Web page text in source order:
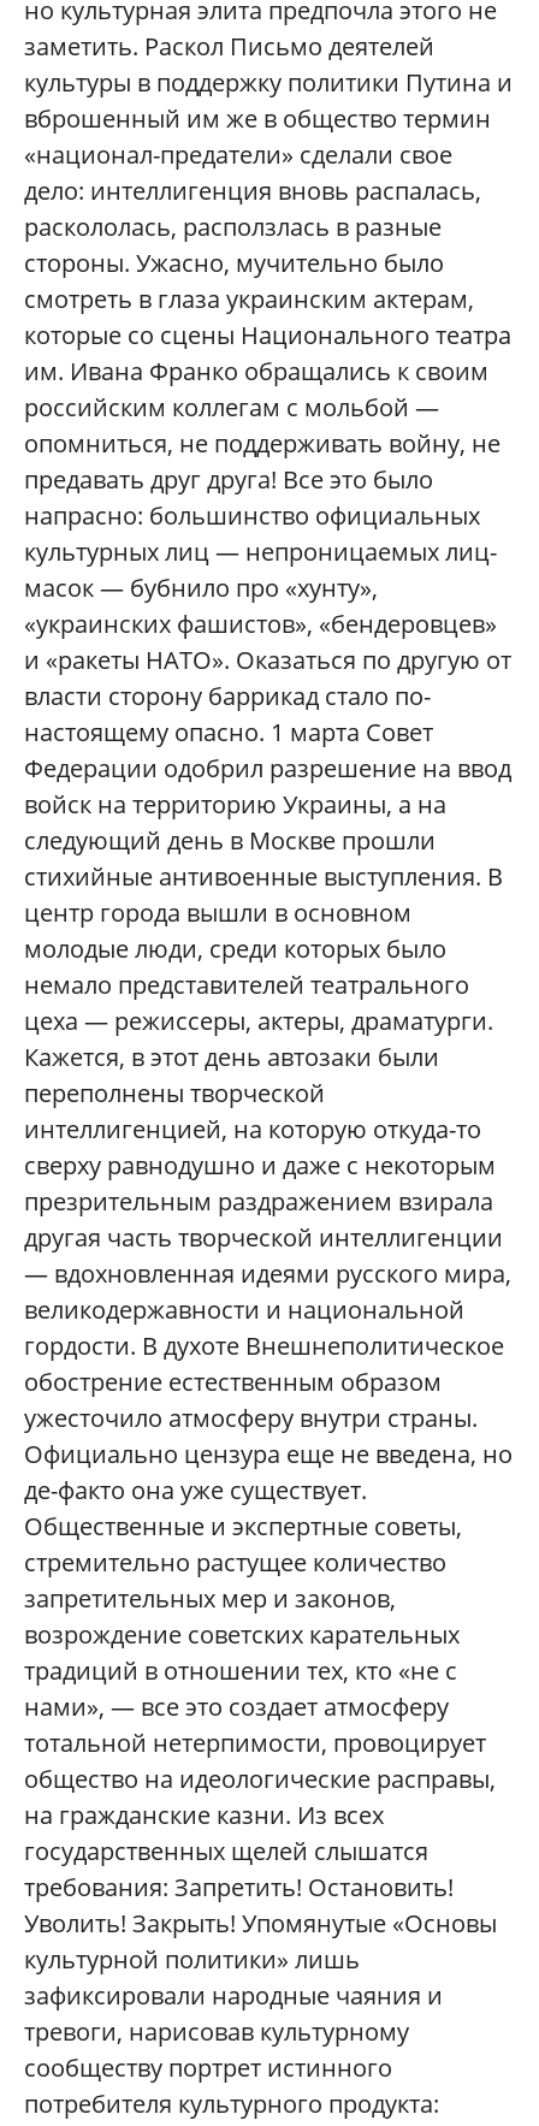
но культурная элита предпочла этого не
заметить. Раскол Письмо деятелей
культуры в поддержку политики Путина и
вброшенный им же в общество термин
«национал-предатели» сделали свое
дело: интеллигенция вновь распалась,
раскололась, расползлась в разные
стороны. Ужасно, мучительно было
смотреть в глаза украинским актерам,
которые со сцены Национального театра
им. Ивана Франко обращались к своим
российским коллегам с мольбой —
опомниться, не поддерживать войну, не
предавать друг друга! Все это было
напрасно: большинство официальных
культурных лиц — непроницаемых лиц-
масок — бубнило про «хунту»,
«украинских фашистов», «бендеровцев»
и «ракеты НАТО». Оказаться по другую от
власти сторону баррикад стало по-
настоящему опасно. 1 марта Совет
Федерации одобрил разрешение на ввод
войск на территорию Украины, а на
следующий день в Москве прошли
стихийные антивоенные выступления. В
центр города вышли в основном
молодые люди, среди которых было
немало представителей театрального
цеха — режиссеры, актеры, драматурги.
Кажется, в этот день автозаки были
переполнены творческой
интеллигенцией, на которую откуда-то
сверху равнодушно и даже с некоторым
презрительным раздражением взирала
другая часть творческой интеллигенции
— вдохновленная идеями русского мира,
великодержавности и национальной
гордости. В духоте Внешнеполитическое
обострение естественным образом
ужесточило атмосферу внутри страны.
Официально цензура еще не введена, но
де-факто она уже существует.
Общественные и экспертные советы,
стремительно растущее количество
запретительных мер и законов,
возрождение советских карательных
традиций в отношении тех, кто «не с
нами», — все это создает атмосферу
тотальной нетерпимости, провоцирует
общество на идеологические расправы,
на гражданские казни. Из всех
государственных щелей слышатся
требования: Запретить! Остановить!
Уволить! Закрыть! Упомянутые «Основы
культурной политики» лишь
зафиксировали народные чаяния и
тревоги, нарисовав культурному
сообществу портрет истинного
потребителя культурного продукта: